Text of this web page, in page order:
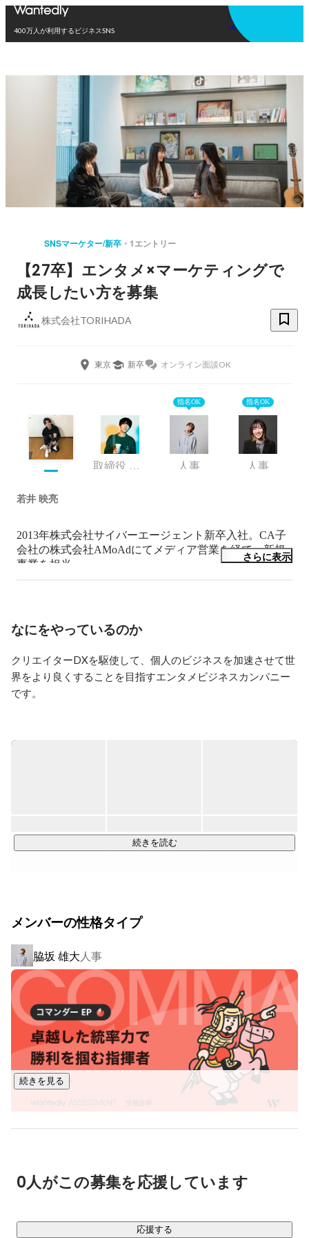
400万人が利用するビジネスSNS
アプリを使う
SNSマーケター/新卒 1エントリー
【27卒】エンタメ×マーケティングで
成長したい方を募集
株式会社TORIHADA
東京 新卒 オンライン面談OK
取締役 COO
指名OK
人事
指名OK
人事
若井 映亮
2013年株式会社サイバーエージェント新卒入社。CA子
会社の株式会社AMoAdにてメディア営業を経て、新規
事業を担当。
2014年に担当プロダクトをスピンアウトし、株式会社
2015年からDynalystのセールスを担当し、売上をジョイ
ン時の20倍に成長させる。Dynalystは全社総会で最優秀
2017年10月に株式会社TORIHADAを創業、取締役に就
任。新規事業管轄担当役員として成長を牽引。
2022年10月より株式会社TORIHADAの代表取締役に就
さらに表示
なにをやっているのか
クリエイターDXを駆使して、個人のビジネスを加速させて世
界をより良くすることを目指すエンタメビジネスカンパニー
です。
拡散力の高いコンテンツを生み出すことで、企業やブランド
の認知度を高め、ファンを増やします。
美容、ファッション、飲食、音楽アーティスト、テレビ、映
画、ゲーム、アプリ、金融…
プロモーションを手がけるジャンルは無限大。
TikTok領域にいち早く参入したことで、現在では他社では対
応できない大規模な案件実績もあり、業界内では高い信頼を
得ています。
たとえば、
・人気コスメの新作をSNSでバズらせる
…そんな“話題の最前線”をつくるのが私たちの仕事です。
あなたの手がけたプロジェクトが、明日のSNSの話題を席巻
- - - - - - - - - - - - - - - -
続きを読む
メンバーの性格タイプ
脇坂 雄大 人事
続きを見る
0人がこの募集を応援しています
応援する